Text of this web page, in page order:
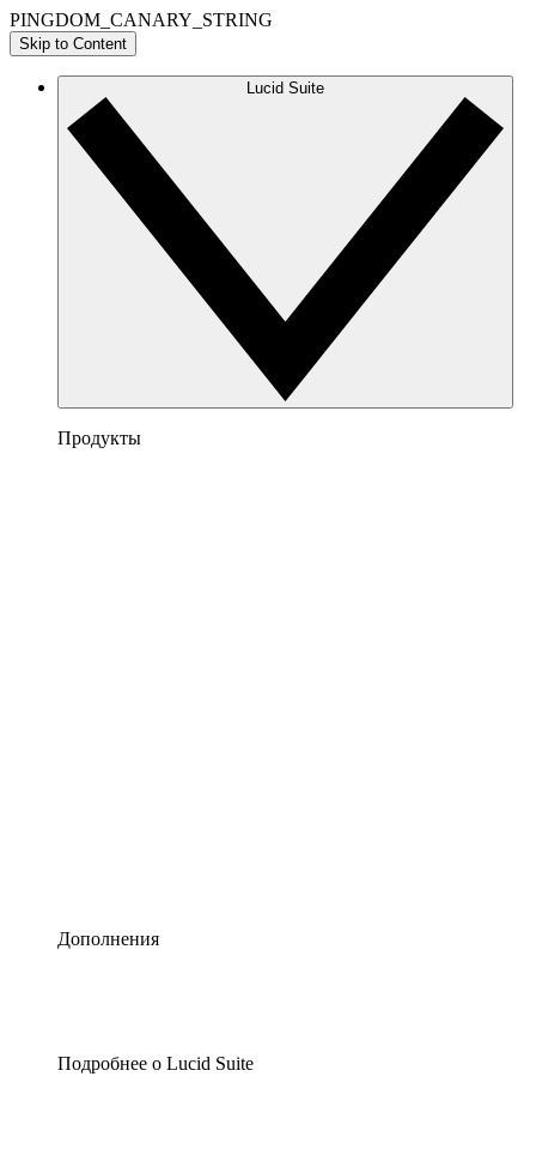
PINGDOM_CANARY_STRING
Skip to Content
Lucid Suite
Продукты
Дополнения
Подробнее о Lucid Suite